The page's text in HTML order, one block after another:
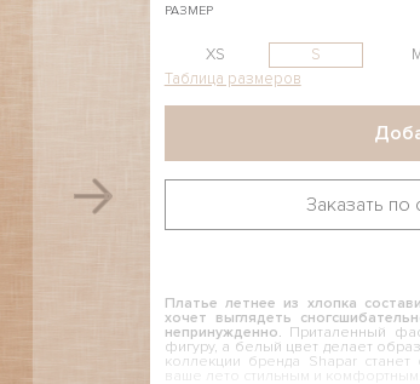
РАЗМЕР
XS S
Таблица размеров
Заказать
Платье летнее из хлопка
хочет выглядеть
непринужденно. Приталенный
фигуру, а белый цвет делает
коллекции бренда Shapar
ваше лето стильным и комфортным.